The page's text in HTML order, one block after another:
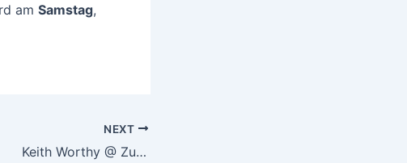
am Samstag,
NEXT
Keith Worthy @ Zukunft – ein Nachtrag